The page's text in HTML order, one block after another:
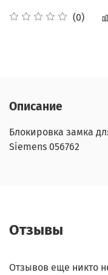
(0)
Описание
Блокировка замка
Siemens 056762
Отзывы
Отзывов еще никто